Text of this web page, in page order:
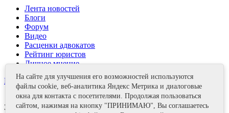
Лента новостей
Блоги
Форум
Видео
Расценки адвокатов
Рейтинг юристов
Личное мнение
Контакты
Задать вопрос
На сайте для улучшения его возможностей используются
файлы cookie, веб-аналитика Яндекс Метрика и диалоговые
окна для контакта с посетителями. Продолжая пользоваться
сайтом, нажимая на кнопку "ПРИНИМАЮ", Вы соглашаетесь